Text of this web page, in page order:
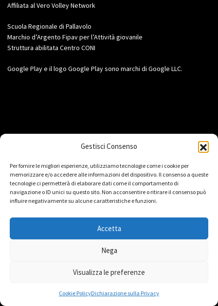
Gestisci Consenso
Per fornire le migliori esperienze, utilizziamo tecnologie come i cookie per
memorizzare e/o accedere alle informazioni del dispositivo. Il consenso a queste
tecnologie ci permetterà di elaborare dati come il comportamento di
navigazione o ID unici su questo sito. Non acconsentire o ritirare il consenso può
influire negativamente su alcune caratteristiche e funzioni.
Accetta
Nega
Visualizza le preferenze
Cookie PolicyDichiarazione sulla Privacy
Affiliata al Vero Volley Network
Scuola Regionale di Pallavolo
Marchio d’Argento Fipav per l’Attività giovanile
Struttura abilitata Centro CONI
Google Play e il logo Google Play sono marchi di Google LLC.
00:00 00:26
TOP PARTNER